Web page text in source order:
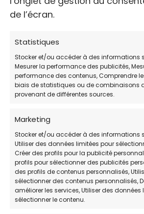
de l’écran.
Statistiques
Stocker et/ou accéder à des informations
Mesurer la performance des publicités,
performance des contenus, Comprendre
biais de statistiques ou de combinaisons
provenant de différentes sources.
Marketing
Stocker et/ou accéder à des informations
Utiliser des données limitées pour
Créer des profils pour la publicité
profils pour sélectionner des publicités
des profils de contenus personnalisés,
sélectionner des contenus personnalisés,
améliorer les services, Utiliser des données
sélectionner le contenu.
nécessaire de remplir certaines
d’éligibilité.
👉 Important :Le réseau
Tous n'est pas un service de
libre accès.
impérativement:
Être éligible :Ce dispositif
aux personnes sous
ressources (étudiants
bénéficiaires du RSA, etc.).